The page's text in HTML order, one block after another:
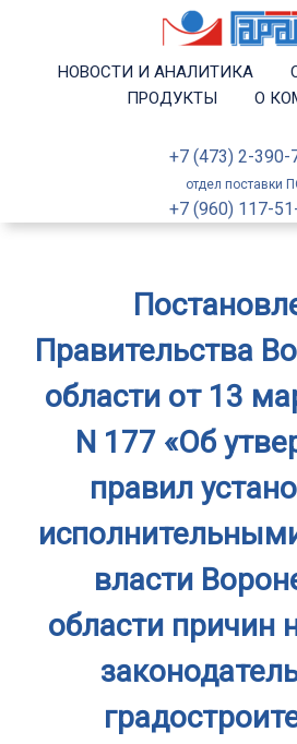
НОВОСТИ И АНАЛИТИКА
ПРОДУКТЫ
О
+7 (473) 2-390-
отдел поставки
+7 (960) 117-
Правительства
области от 13
N 177 «Об
правил
власти
области причин